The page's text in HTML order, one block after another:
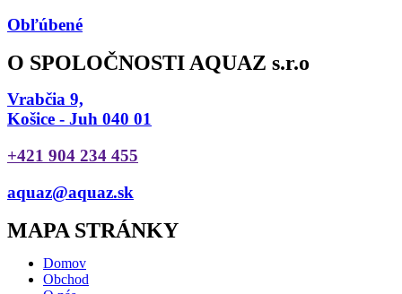
Obľúbené
O SPOLOČNOSTI AQUAZ s.r.o
Vrabčia 9,
Košice - Juh 040 01
+421 904 234 455
aquaz@aquaz.sk
MAPA STRÁNKY
Domov
Obchod